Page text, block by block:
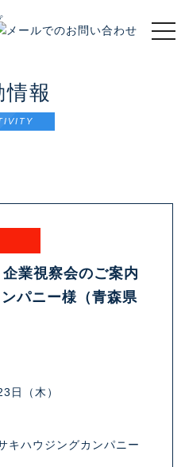
t
情報
業視察会のご案内
パニー様（青森県
日（木）
キハウジングカンパニー